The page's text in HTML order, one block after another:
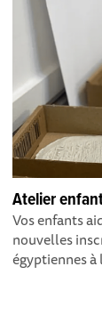
Atelier
Vos enfants
nouvelles
égyptiennes